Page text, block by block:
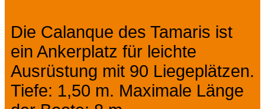
Die Calanque des Tamaris ist
ein Ankerplatz für leichte
Ausrüstung mit 90 Liegeplätzen.
Tiefe: 1,50 m. Maximale Länge